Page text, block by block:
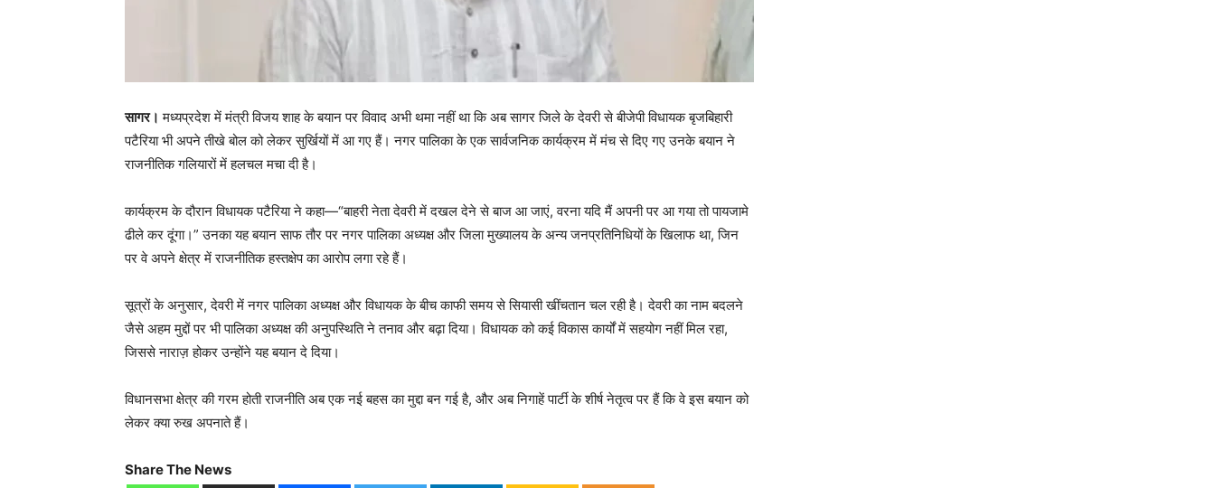
सागर। मध्यप्रदेश में मंत्री विजय शाह के बयान पर विवाद अभी थमा नहीं था कि अब सागर जिले के देवरी से बीजेपी विधायक बृजबिहारी
पटैरिया भी अपने तीखे बोल को लेकर सुर्खियों में आ गए हैं। नगर पालिका के एक सार्वजनिक कार्यक्रम में मंच से दिए गए उनके बयान ने
राजनीतिक गलियारों में हलचल मचा दी है।
कार्यक्रम के दौरान विधायक पटैरिया ने कहा—“बाहरी नेता देवरी में दखल देने से बाज आ जाएं, वरना यदि मैं अपनी पर आ गया तो पायजामे
ढीले कर दूंगा।” उनका यह बयान साफ तौर पर नगर पालिका अध्यक्ष और जिला मुख्यालय के अन्य जनप्रतिनिधियों के खिलाफ था, जिन
पर वे अपने क्षेत्र में राजनीतिक हस्तक्षेप का आरोप लगा रहे हैं।
सूत्रों के अनुसार, देवरी में नगर पालिका अध्यक्ष और विधायक के बीच काफी समय से सियासी खींचतान चल रही है। देवरी का नाम बदलने
जैसे अहम मुद्दों पर भी पालिका अध्यक्ष की अनुपस्थिति ने तनाव और बढ़ा दिया। विधायक को कई विकास कार्यों में सहयोग नहीं मिल रहा,
जिससे नाराज़ होकर उन्होंने यह बयान दे दिया।
विधानसभा क्षेत्र की गरम होती राजनीति अब एक नई बहस का मुद्दा बन गई है, और अब निगाहें पार्टी के शीर्ष नेतृत्व पर हैं कि वे इस बयान को
लेकर क्या रुख अपनाते हैं।
Share The News